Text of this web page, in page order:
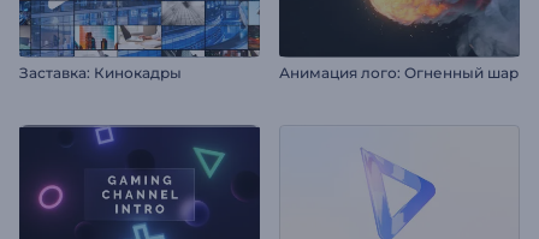
Заставка: Кинокадры Анимация лого: Огненный шар